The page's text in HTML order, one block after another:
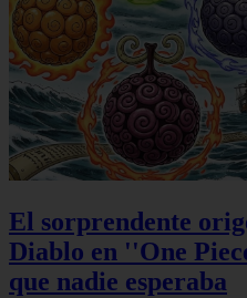
El sorprendente
Diablo en ''One
que nadie esperaba